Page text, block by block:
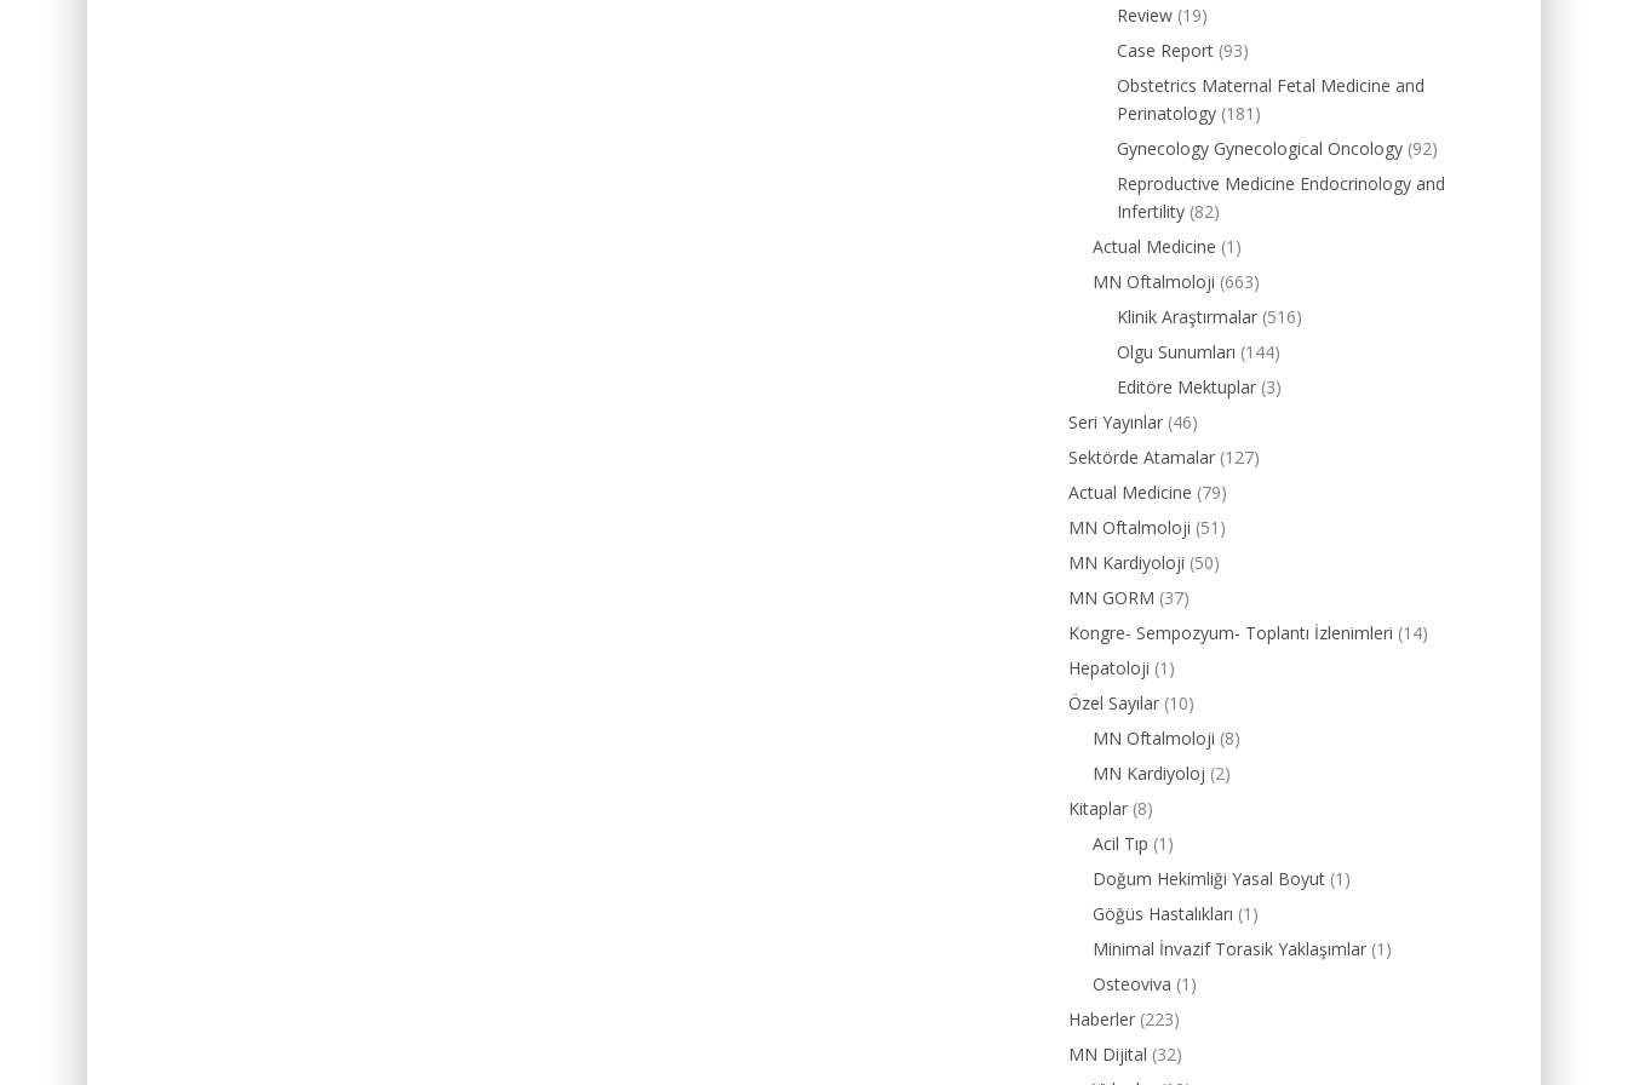
Review (19)
Case Report (93)
Obstetrics Maternal Fetal Medicine and
Perinatology (181)
Gynecology Gynecological Oncology (92)
Reproductive Medicine Endocrinology and
Infertility (82)
Actual Medicine (1)
MN Oftalmoloji (663)
Klinik Araştırmalar (516)
Olgu Sunumları (144)
Editöre Mektuplar (3)
Seri Yayınlar (46)
Sektörde Atamalar (127)
Actual Medicine (79)
MN Oftalmoloji (51)
MN Kardiyoloji (50)
MN GORM (37)
Kongre- Sempozyum- Toplantı İzlenimleri (14)
Hepatoloji (1)
Özel Sayılar (10)
MN Oftalmoloji (8)
MN Kardiyoloj (2)
Kitaplar (8)
Acil Tıp (1)
Doğum Hekimliği Yasal Boyut (1)
Göğüs Hastalıkları (1)
Minimal İnvazif Torasik Yaklaşımlar (1)
Osteoviva (1)
Haberler (223)
MN Dijital (32)